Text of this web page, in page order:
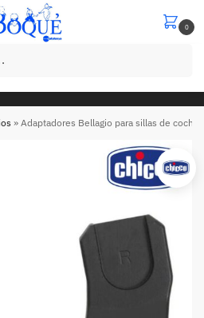
0
compra con el codigo “
» Adaptadores Bellagio para sillas de coche